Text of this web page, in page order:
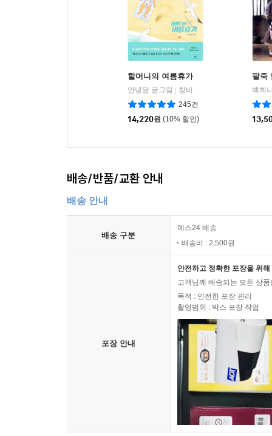
할머니의 여름휴가
안녕달 글그림
창비
245건
14,220원 (10% 할인)
팥죽
백희
배송/반품/교환 안내
배송 안내
배송 구분
예스24 배송
배송비 : 2,500원
포장 안내
안전하고 정확한 포장을 위
고객님께 배송되는 모든 상
목적 : 안전한 포장 관리
촬영범위 : 박스 포장 작업